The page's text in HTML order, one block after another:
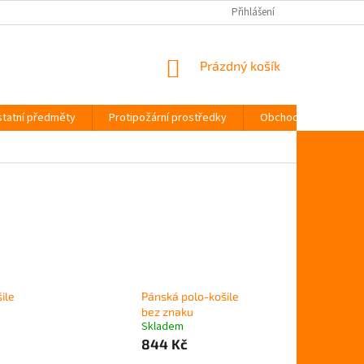
Přihlášení
NÁKUPNÍ
Prázdný košík
předměty Protipožární prostředky
Obchodní podmínky
Pánská polo-košile
bez znaku
Skladem
844 Kč